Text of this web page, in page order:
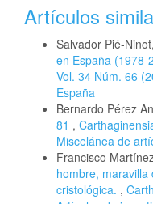
Artículos
Salvador Pié-Ninot,
en España (1978-
Vol. 34 Núm. 66
España
Bernardo Pérez
81 ,
Miscelánea de
Francisco
hombre,
cristológica. ,